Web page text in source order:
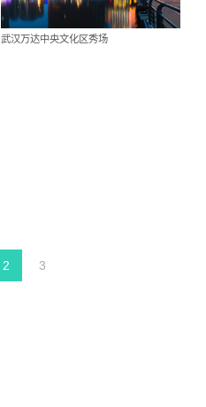
武汉万达中央文化区秀场
2 3